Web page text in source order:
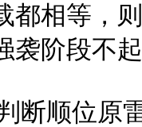
相等，
阶段不
断顺位原